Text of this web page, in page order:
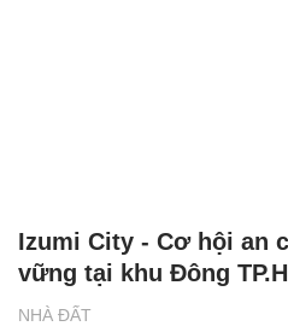
NHÀ ĐẤT
Izumi City - Cơ hội an
vững tại khu Đông